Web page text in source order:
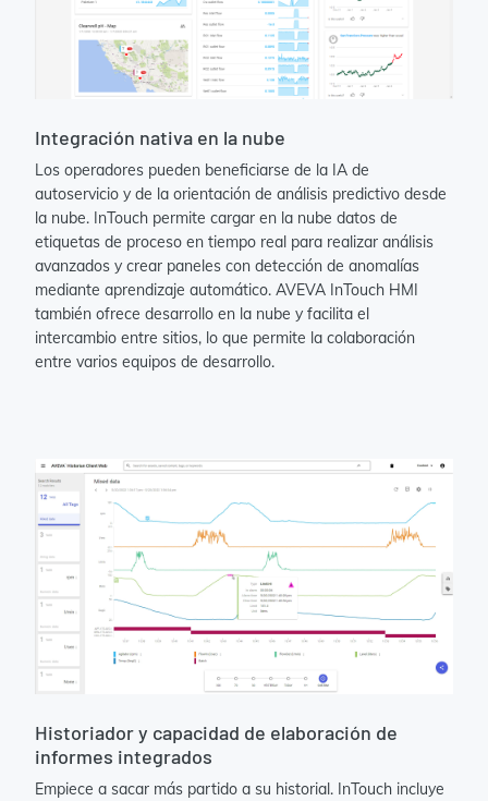
Integración nativa en la nube
Los operadores pueden beneficiarse de la IA de
autoservicio y de la orientación de análisis predictivo desde
la nube. InTouch permite cargar en la nube datos de
etiquetas de proceso en tiempo real para realizar análisis
avanzados y crear paneles con detección de anomalías
mediante aprendizaje automático. AVEVA InTouch HMI
también ofrece desarrollo en la nube y facilita el
intercambio entre sitios, lo que permite la colaboración
entre varios equipos de desarrollo.
Historiador y capacidad de elaboración de
informes integrados
Empiece a sacar más partido a su historial. InTouch incluye